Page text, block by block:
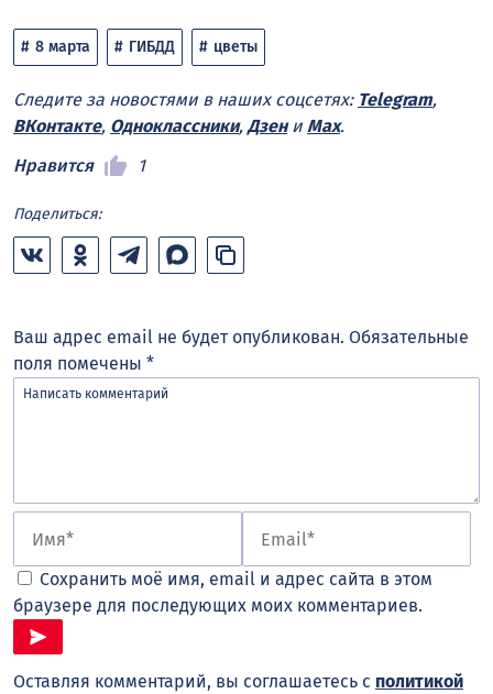
8 марта ГИБДД цветы
Следите за новостями в наших соцсетях: Telegram,
ВКонтакте, Одноклассники, Дзени Max.
Нравится
1
Поделиться:
Ваш адрес email не будет опубликован. Обязательные
поля помечены *
Сохранить моё имя, email и адрес сайта в этом
браузере для последующих моих комментариев.
Оставляя комментарий, вы соглашаетесь с политикой